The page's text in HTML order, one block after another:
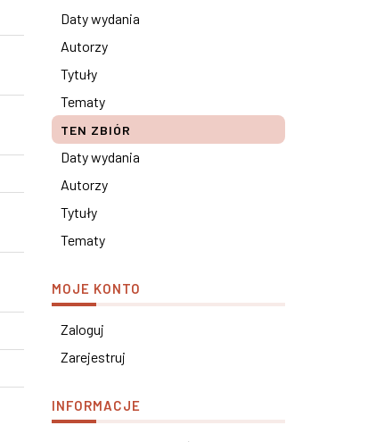
Daty wydania
Autorzy
Tytuły
Tematy
TEN ZBIÓR
Daty wydania
Autorzy
Tytuły
Tematy
MOJE KONTO
Zaloguj
Zarejestruj
INFORMACJE